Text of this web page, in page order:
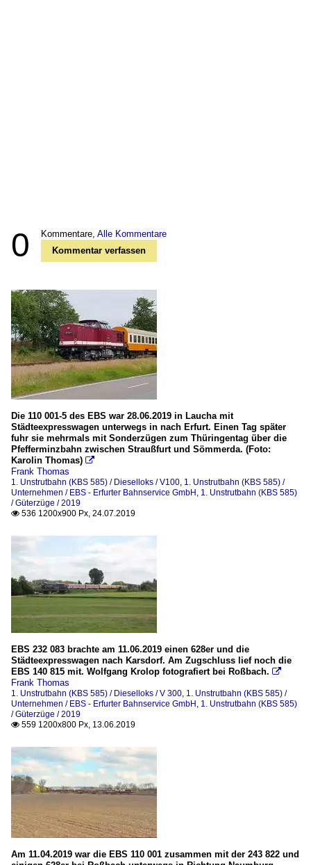
0 Kommentare, Alle Kommentare
Kommentar verfassen
Die 110 001-5 des EBS war 28.06.2019 in Laucha mit
Städteexpresswagen unterwegs in nach Erfurt. Einen Tag später
fuhr sie mehrmals mit Sonderzügen zum Thüringentag über die
Pfefferminzbahn zwischen Straußfurt und Sömmerda. (Foto:
Karolin Thomas) 
Frank Thomas
1. Unstrutbahn (KBS 585) / Dieselloks / V100, 1. Unstrutbahn (KBS 585) /
Unternehmen / EBS - Erfurter Bahnservice GmbH , 1. Unstrutbahn (KBS 585)
/ Güterzüge / 2019
 536 1200x900 Px, 24.07.2019
EBS 232 083 brachte am 11.06.2019 einen 628er und die
Städteexpresswagen nach Karsdorf. Am Zugschluss lief noch die
EBS 140 815 mit. Wolfgang Krolop fotografiert bei Roßbach. 
Frank Thomas
1. Unstrutbahn (KBS 585) / Dieselloks / V 300, 1. Unstrutbahn (KBS 585) /
Unternehmen / EBS - Erfurter Bahnservice GmbH , 1. Unstrutbahn (KBS 585)
/ Güterzüge / 2019
 559 1200x800 Px, 13.06.2019
Am 11.04.2019 war die EBS 110 001 zusammen mit der 243 822 und